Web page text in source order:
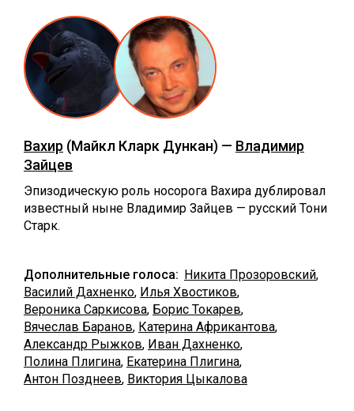
Вахир (Майкл Кларк Дункан) — Владимир
Зайцев
Эпизодическую роль носорога Вахира дублировал
известный ныне Владимир Зайцев — русский Тони
Старк.
Дополнительные голоса: Никита Прозоровский,
Василий Дахненко, Илья Хвостиков,
Вероника Саркисова, Борис Токарев,
Вячеслав Баранов, Катерина Африкантова,
Александр Рыжков, Иван Дахненко,
Полина Плигина, Екатерина Плигина,
Антон Позднеев, Виктория Цыкалова